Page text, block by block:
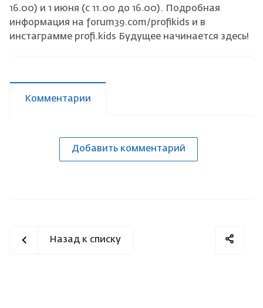
16.00) и 1 июня (с 11.00 до 16.00). Подробная
информация на forum39.com/profikids и в
инстаграмме profi.kids Будущее начинается здесь!
Комментарии
Добавить комментарий
Назад к списку